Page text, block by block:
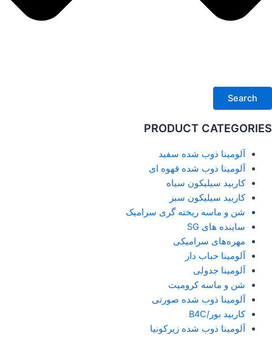
Search
PRODUCT CATEGORIES
آلومینا ذوب شده سفید
آلومینا ذوب شده قهوه ای
کاربید سیلیکون سیاه
کاربید سیلیکون سبز
شن و ماسه ریخته گری سرامیک
ساینده های SG
مهره‌های سرامیکی
آلومینا حباب دار
آلومینا جدولی
شن و ماسه کرومیت
آلومینا ذوب شده صورتی
کاربید بور/B4C
آلومینا ذوب شده زیرکونیا